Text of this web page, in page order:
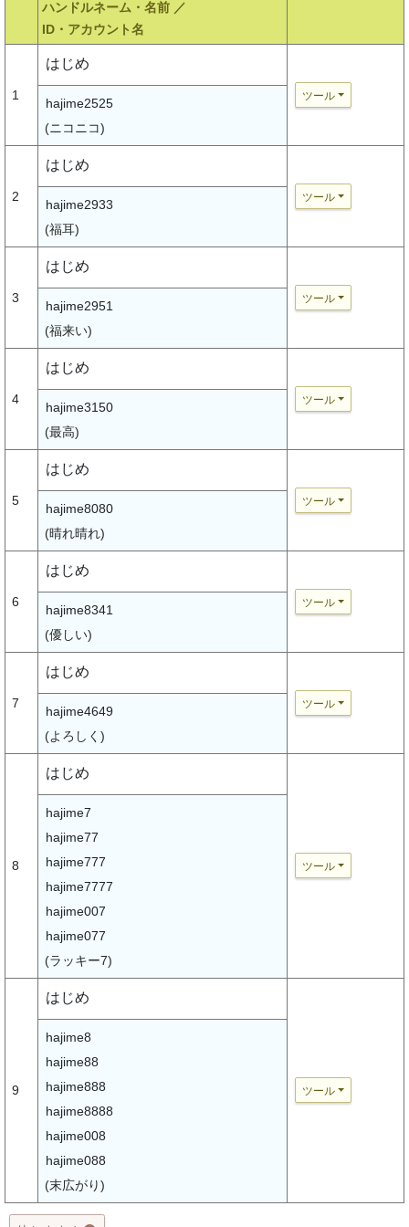
ハンドルネーム・名前 ／
ID・アカウント名
1
はじめ
ツール
hajime2525
(ニコニコ)
2
はじめ
ツール
hajime2933
(福耳)
3
はじめ
ツール
hajime2951
(福来い)
4
はじめ
ツール
hajime3150
(最高)
5
はじめ
ツール
hajime8080
(晴れ晴れ)
6
はじめ
ツール
hajime8341
(優しい)
7
はじめ
ツール
hajime4649
(よろしく)
8
はじめ
ツール
hajime7
hajime77
hajime777
hajime7777
hajime007
hajime077
(ラッキー7)
9
はじめ
ツール
hajime8
hajime88
hajime888
hajime8888
hajime008
hajime088
(末広がり)